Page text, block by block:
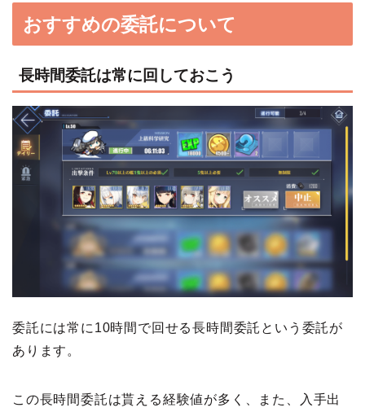
おすすめの委託について
長時間委託は常に回しておこう
委託には常に10時間で回せる長時間委託という委託が
あります。
この長時間委託は貰える経験値が多く、また、入手出